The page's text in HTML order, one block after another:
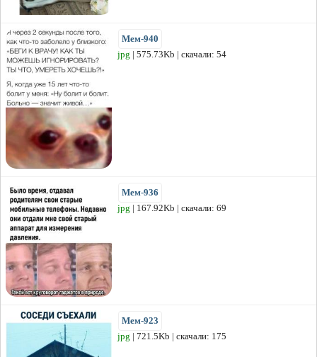
Мем-940
jpg | 575.73Kb | скачали: 54
Мем-936
jpg | 167.92Kb | скачали: 69
Мем-923
jpg | 721.5Kb | скачали: 175